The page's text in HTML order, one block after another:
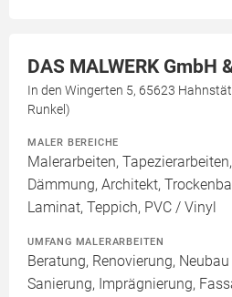
DAS MALWERK GmbH
In den Wingerten 5, 65623
Runkel)
MALER BEREICHE
Malerarbeiten,
Dämmung, Architekt,
Laminat, Teppich, PVC / Vinyl
UMFANG MALERARBEITEN
Beratung, Renovierung,
Sanierung, Imprägnierung,